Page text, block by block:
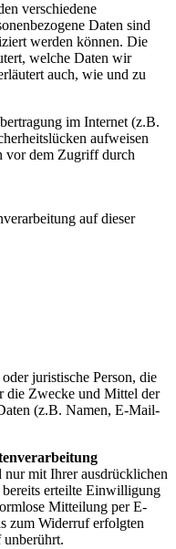
verschiedene
Daten sind
werden können. Die
welche Daten wir
auch, wie und zu
im Internet (z.B.
aufweisen
vor dem Zugriff durch
auf dieser
juristische Person, die
die Zwecke und Mittel der
(z.B. Namen, E-Mail-
nur mit Ihrer ausdrücklichen
erteilte Einwilligung
Mitteilung per E-
zum Widerruf erfolgten